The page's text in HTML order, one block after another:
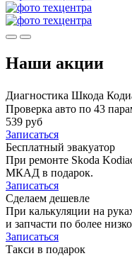
Наши акции
Диагностика Шкода
Проверка авто по 43
539 руб
Записаться
Бесплатный эвакуатор
При ремонте Skoda
МКАД в подарок.
Записаться
Сделаем дешевле
При калькуляции на
и запчасти по более
Записаться
Такси в подарок